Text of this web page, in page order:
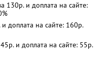
130р. и доплата на сайте:
доплата на сайте: 160р.
и доплата на сайте: 55р.